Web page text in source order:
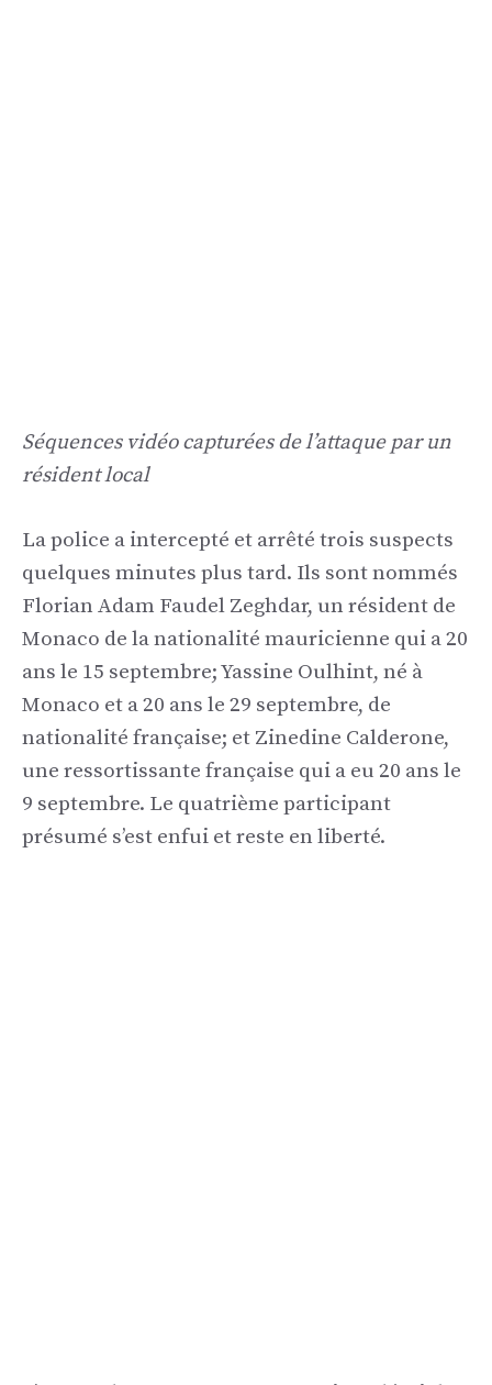
Séquences vidéo capturées de l’attaque par un
résident local
La police a intercepté et arrêté trois suspects
quelques minutes plus tard. Ils sont nommés
Florian Adam Faudel Zeghdar, un résident de
Monaco de la nationalité mauricienne qui a 20
ans le 15 septembre; Yassine Oulhint, né à
Monaco et a 20 ans le 29 septembre, de
nationalité française; et Zinedine Calderone,
une ressortissante française qui a eu 20 ans le
9 septembre. Le quatrième participant
présumé s’est enfui et reste en liberté.